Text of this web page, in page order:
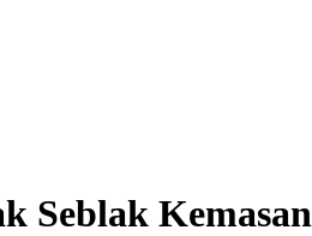
Seblak Kemasan